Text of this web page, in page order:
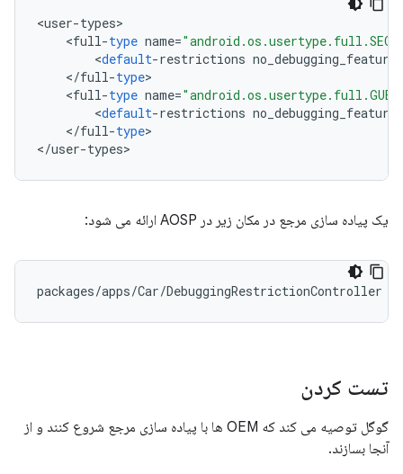
<user-types
<full-type name=
<default-restrictions no_debugging_features
</full-type
<full-type name=
<default-restrictions no_debugging_features
</full-type>
</user-types>
یک پیاده سازی مرجع در مکان زیر در AOSP ارائه می شود:
packages/apps/Car/DebuggingRestrictionController
تست کردن
گوگل توصیه می کند که OEM ها با پیاده سازی مرجع شروع کنند و از
آنجا بسازند.